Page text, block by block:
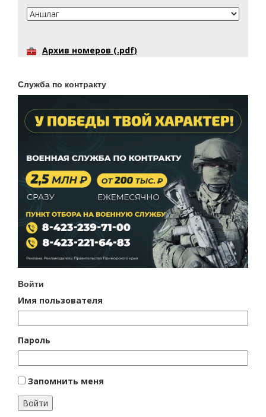
Архив номеров (.pdf)
Служба по контракту
Войти
Имя пользователя
Пароль
Запомнить меня
Войти